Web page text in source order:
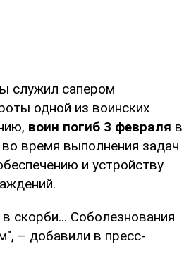
служил сапером
одной из воинских
воин погиб 3 февраля в
время выполнения задач
и устройству
скорби... Соболезнования
– добавили в пресс-